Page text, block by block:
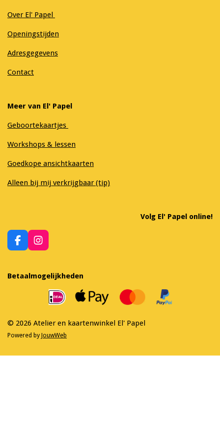
Over El' Papel
Openingstijden
Adresgegevens
Contact
Meer van El' Papel
Geboortekaartjes
Workshops & lessen
Goedkope ansichtkaarten
Alleen bij mij verkrijgbaar (tip)
Volg El' Papel online!
F
a
e
b
I
n
a
m
Betaalmogelijkheden
© 2026 Atelier en kaartenwinkel El' Papel
Powered by JouwWeb